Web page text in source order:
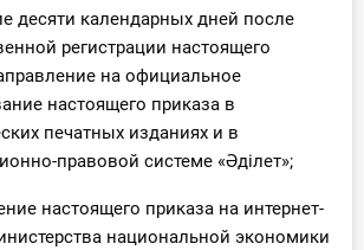
для
десяти календарных дней после
регистрации настоящего
на официальное
настоящего приказа в
печатных изданиях и в
правовой системе «Әділет»;
настоящего приказа на интернет-
национальной экономики